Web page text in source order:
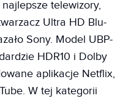
telewizory,
Ultra HD Blu-
Sony. Model UBP-
HDR10 i Dolby
aplikacje Netflix,
W tej kategorii